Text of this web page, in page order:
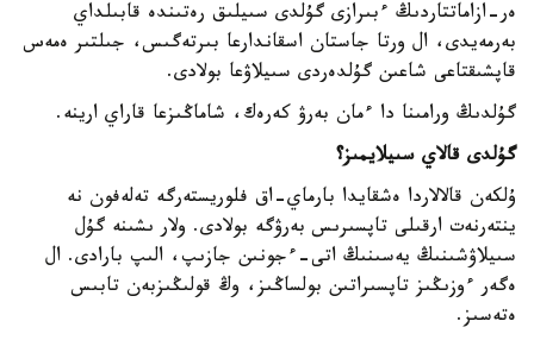
ەر-ازاماتتاردىڭ ءبىرازى گۇلدى سىيلىق رەتىندە قابىلداي
بەرمەيدى، ال ورتا جاستان اسقاندارعا بىرتەگىس، جىلتىر ەمەس
قاپشىقتاعى شاعىن گۇلدەردى سىيلاۋعا بولادى.
گۇلدىڭ ورامىنا دا ءمان بەرۋ كەرەك، شاماڭىزعا قاراي ارينە.
گۇلدى قالاي سىيلايمىز؟
ۇلكەن قالالاردا ەشقايدا بارماي-اق فلوريستەرگە تەلەفون نە
ينتەرنەت ارقىلى تاپسىرىس بەرۋگە بولادى. ولار ىشىنە گۇل
سىيلاۋشىنىڭ يەسىنىڭ اتى-ءجونىن جازىپ، الىپ بارادى. ال
ەگەر ءوزىڭىز تاپسىراتىن بولساڭىز، وڭ قولىڭىزبەن تابىس
ەتەسىز.